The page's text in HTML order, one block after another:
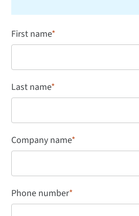
First name*
Last name*
Company name*
Phone number*